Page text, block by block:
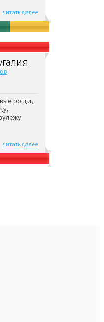
читать далее
рощи,
читать далее